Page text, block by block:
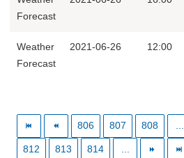
Forecast
Weather
Forecast
2021-06-26 12:00
806 807 808 ...
812 813 814 ...